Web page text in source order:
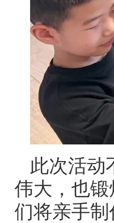
此次活动
伟大，也
们将亲手